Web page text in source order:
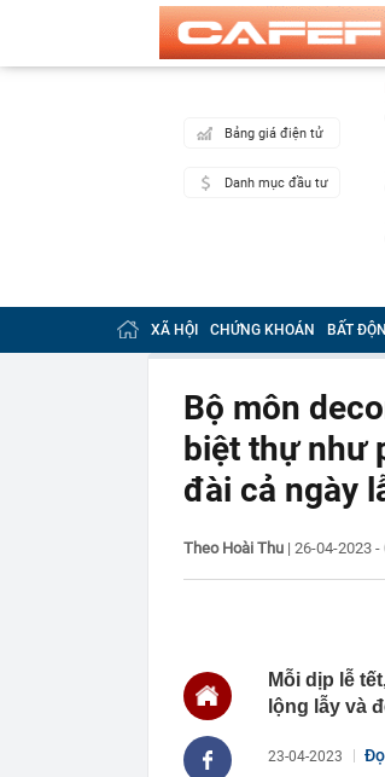
Bảng giá điện tử
Danh mục đầu tư
XÃ HỘI CHỨNG KHOÁN BẤT
Bộ môn
biệt thự như
đài cả ngày
Theo Hoài Thu | 26-04-2023 -
Mỗi dịp lễ
lộng lẫy và
23-04-2023